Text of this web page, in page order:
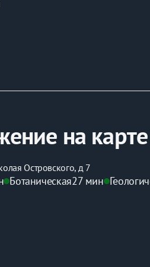
на карте
Островского, д 7
Ботаническая27 мин